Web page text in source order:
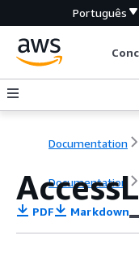
Português
Documentation
Documentation
PDF Markdown